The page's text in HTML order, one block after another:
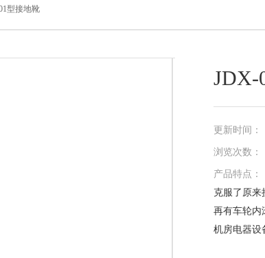
型接地靴
JDX-
更新时间：
浏览次数：
产品特点：
克服了原来
再有车轮内
机房电器设